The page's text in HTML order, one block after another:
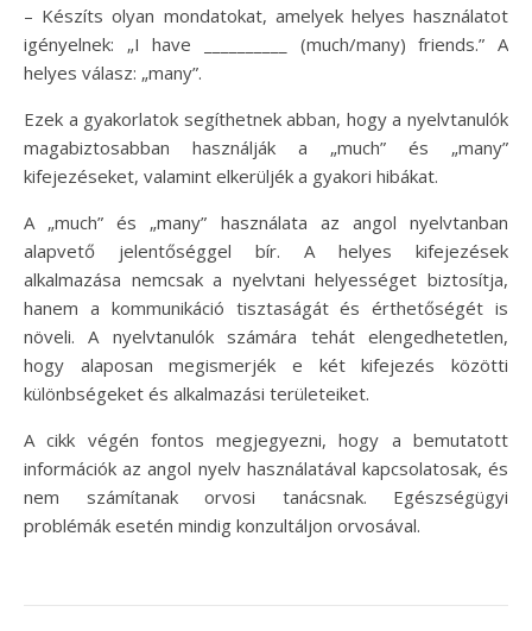
– Készíts olyan mondatokat, amelyek helyes használatot
igényelnek: „I have __________ (much/many) friends.” A
helyes válasz: „many”.
Ezek a gyakorlatok segíthetnek abban, hogy a nyelvtanulók
magabiztosabban használják a „much” és „many”
kifejezéseket, valamint elkerüljék a gyakori hibákat.
A „much” és „many” használata az angol nyelvtanban
alapvető jelentőséggel bír. A helyes kifejezések
alkalmazása nemcsak a nyelvtani helyességet biztosítja,
hanem a kommunikáció tisztaságát és érthetőségét is
növeli. A nyelvtanulók számára tehát elengedhetetlen,
hogy alaposan megismerjék e két kifejezés közötti
különbségeket és alkalmazási területeiket.
A cikk végén fontos megjegyezni, hogy a bemutatott
információk az angol nyelv használatával kapcsolatosak, és
nem számítanak orvosi tanácsnak. Egészségügyi
problémák esetén mindig konzultáljon orvosával.